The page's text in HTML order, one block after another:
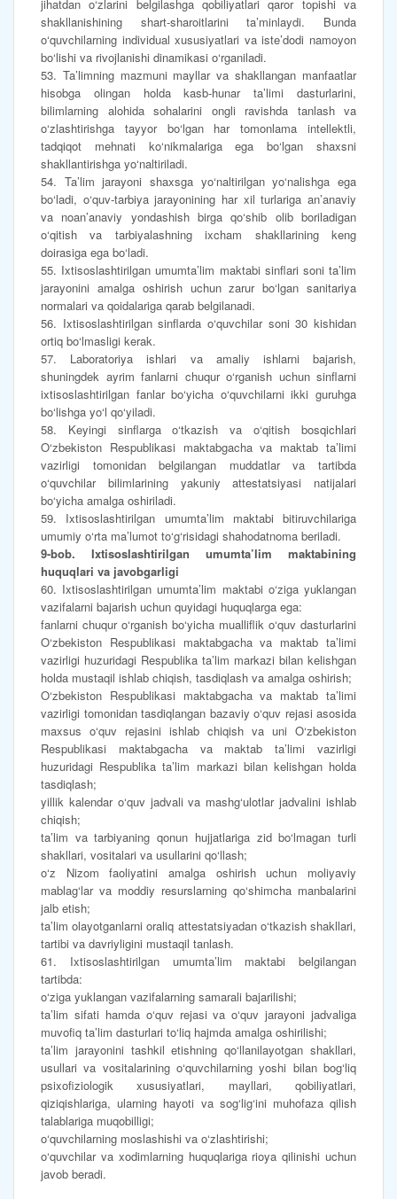
jihatdan o‘zlarini belgilashga qobiliyatlari qaror topishi va
shakllanishining shart-sharoitlarini ta’minlaydi. Bunda
o‘quvchilarning individual xususiyatlari va iste’dodi namoyon
bo‘lishi va rivojlanishi dinamikasi o‘rganiladi.
53. Ta’limning mazmuni mayllar va shakllangan manfaatlar
hisobga olingan holda kasb-hunar ta’limi dasturlarini,
bilimlarning alohida sohalarini ongli ravishda tanlash va
o‘zlashtirishga tayyor bo‘lgan har tomonlama intellektli,
tadqiqot mehnati ko‘nikmalariga ega bo‘lgan shaxsni
shakllantirishga yo‘naltiriladi.
54. Ta’lim jarayoni shaxsga yo‘naltirilgan yo‘nalishga ega
bo‘ladi, o‘quv-tarbiya jarayonining har xil turlariga an’anaviy
va noan’anaviy yondashish birga qo‘shib olib boriladigan
o‘qitish va tarbiyalashning ixcham shakllarining keng
doirasiga ega bo‘ladi.
55. Ixtisoslashtirilgan umumta’lim maktabi sinflari soni ta’lim
jarayonini amalga oshirish uchun zarur bo‘lgan sanitariya
normalari va qoidalariga qarab belgilanadi.
56. Ixtisoslashtirilgan sinflarda o‘quvchilar soni 30 kishidan
ortiq bo‘lmasligi kerak.
57. Laboratoriya ishlari va amaliy ishlarni bajarish,
shuningdek ayrim fanlarni chuqur o‘rganish uchun sinflarni
ixtisoslashtirilgan fanlar bo‘yicha o‘quvchilarni ikki guruhga
bo‘lishga yo‘l qo‘yiladi.
58. Keyingi sinflarga o‘tkazish va o‘qitish bosqichlari
O‘zbekiston Respublikasi maktabgacha va maktab ta’limi
vazirligi tomonidan belgilangan muddatlar va tartibda
o‘quvchilar bilimlarining yakuniy attestatsiyasi natijalari
bo‘yicha amalga oshiriladi.
59. Ixtisoslashtirilgan umumta’lim maktabi bitiruvchilariga
umumiy o‘rta ma’lumot to‘g‘risidagi shahodatnoma beriladi.
9-bob. Ixtisoslashtirilgan umumta’lim maktabining
huquqlari va javobgarligi
60. Ixtisoslashtirilgan umumta’lim maktabi o‘ziga yuklangan
vazifalarni bajarish uchun quyidagi huquqlarga ega:
fanlarni chuqur o‘rganish bo‘yicha mualliflik o‘quv dasturlarini
O‘zbekiston Respublikasi maktabgacha va maktab ta’limi
vazirligi huzuridagi Respublika ta’lim markazi bilan kelishgan
holda mustaqil ishlab chiqish, tasdiqlash va amalga oshirish;
O‘zbekiston Respublikasi maktabgacha va maktab ta’limi
vazirligi tomonidan tasdiqlangan bazaviy o‘quv rejasi asosida
maxsus o‘quv rejasini ishlab chiqish va uni O‘zbekiston
Respublikasi maktabgacha va maktab ta’limi vazirligi
huzuridagi Respublika ta’lim markazi bilan kelishgan holda
tasdiqlash;
yillik kalendar o‘quv jadvali va mashg‘ulotlar jadvalini ishlab
chiqish;
ta’lim va tarbiyaning qonun hujjatlariga zid bo‘lmagan turli
shakllari, vositalari va usullarini qo‘llash;
o‘z Nizom faoliyatini amalga oshirish uchun moliyaviy
mablag‘lar va moddiy resurslarning qo‘shimcha manbalarini
jalb etish;
ta’lim olayotganlarni oraliq attestatsiyadan o‘tkazish shakllari,
tartibi va davriyligini mustaqil tanlash.
61. Ixtisoslashtirilgan umumta’lim maktabi belgilangan
tartibda:
o‘ziga yuklangan vazifalarning samarali bajarilishi;
ta’lim sifati hamda o‘quv rejasi va o‘quv jarayoni jadvaliga
muvofiq ta’lim dasturlari to‘liq hajmda amalga oshirilishi;
ta’lim jarayonini tashkil etishning qo‘llanilayotgan shakllari,
usullari va vositalarining o‘quvchilarning yoshi bilan bog‘liq
psixofiziologik xususiyatlari, mayllari, qobiliyatlari,
qiziqishlariga, ularning hayoti va sog‘lig‘ini muhofaza qilish
talablariga muqobilligi;
o‘quvchilarning moslashishi va o‘zlashtirishi;
o‘quvchilar va xodimlarning huquqlariga rioya qilinishi uchun
javob beradi.